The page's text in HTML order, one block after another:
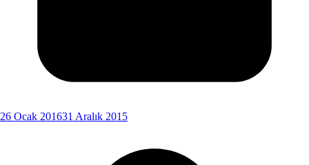
26 Ocak 201631 Aralık 2015